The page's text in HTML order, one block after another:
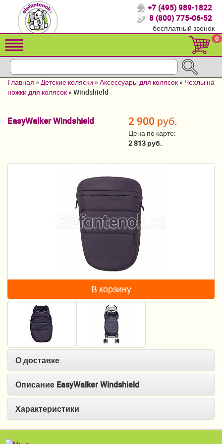
Спасибо, что выбрали нас!
Распродажа!
Детские коляски
Кроватки для новорожденных
Мебель и аксессуары
Постельные принадлежности
Манежи
Безопасность ребенка
Ходунки и прыгунки
Игры и развитие
Принадлежности для выписки
Сумки для мам и детей
+7 (495) 989-1822
8 (800) 775-06-52
бесплатный звонок
0
Главная »Детские коляски »Аксессуары для колясок » Чехлы на
ножки для колясок »Windshield
EasyWalker Windshield 2 900 руб.
Цена по карте:
2 813 руб.
В корзину
О доставке
Описание EasyWalker Windshield
Характеристики